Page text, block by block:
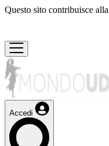
Questo sito contribuisce
Accedi